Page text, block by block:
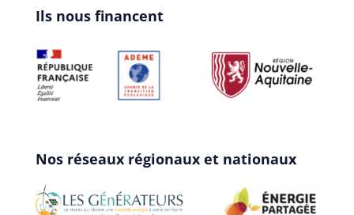
Ils nous financent
Nos réseaux régionaux et nationaux